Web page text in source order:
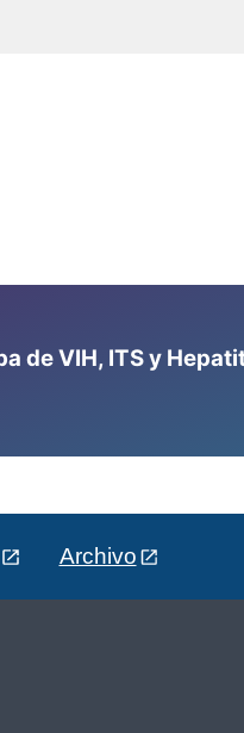
de VIH, ITS y
Archivo